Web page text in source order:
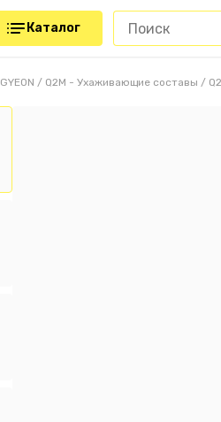
Каталог
GYEON / Q2M - Ухаживающие составы /